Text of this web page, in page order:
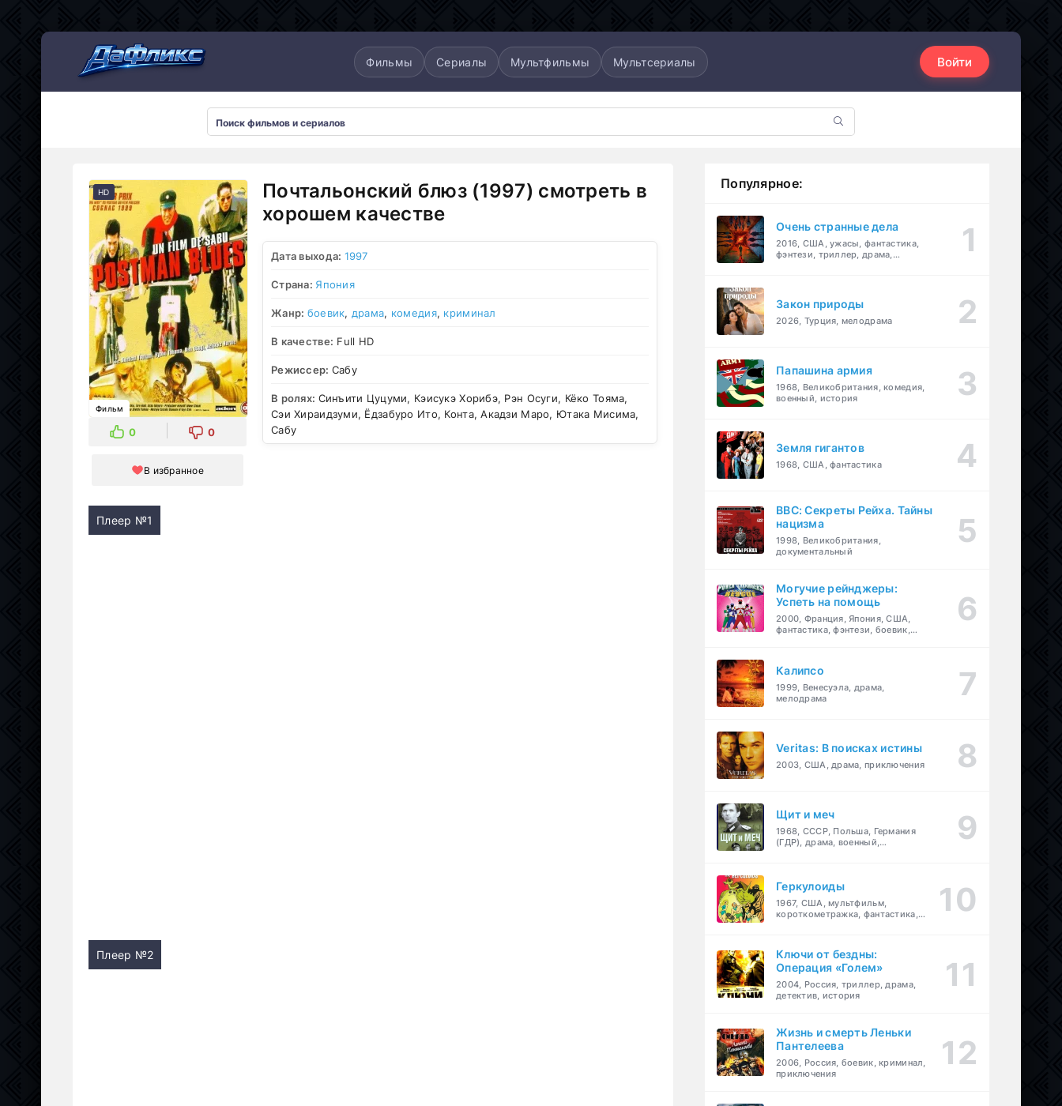
Фильмы Сериалы Мультфильмы Мультсериалы Войти
HD
Фильм
0 0
В избранное
Почтальонский блюз (1997) смотреть в
хорошем качестве
Дата выхода: 1997
Страна: Япония
Жанр: боевик, драма, комедия, криминал
В качестве: Full HD
Режиссер: Сабу
В ролях: Синъити Цуцуми, Кэисукэ Хорибэ, Рэн Осуги, Кёко Тояма,
Сэи Хираидзуми, Ёдзабуро Ито, Конта, Акадзи Маро, Ютака Мисима,
Сабу
Плеер №1
Плеер №2
Популярное:
Очень странные дела
2016, США, ужасы, фантастика,
фэнтези, триллер, драма,
Закон природы
2026, Турция, мелодрама
Папашина армия
1968, Великобритания, комедия,
военный, история
Земля гигантов
1968, США, фантастика
BBC: Секреты Рейха. Тайны
нацизма
1998, Великобритания,
документальный
Могучие рейнджеры:
Успеть на помощь
2000, Франция, Япония, США,
фантастика, фэнтези, боевик,
Калипсо
1999, Венесуэла, драма,
мелодрама
Veritas: В поисках истины
2003, США, драма, приключения
Щит и меч
1968, СССР, Польша, Германия
(ГДР), драма, военный,
Геркулоиды
1967, США, мультфильм,
короткометражка, фантастика,
Ключи от бездны:
Операция «Голем»
2004, Россия, триллер, драма,
детектив, история
Жизнь и смерть Леньки
Пантелеева
2006, Россия, боевик, криминал,
приключения
Мультсериалы